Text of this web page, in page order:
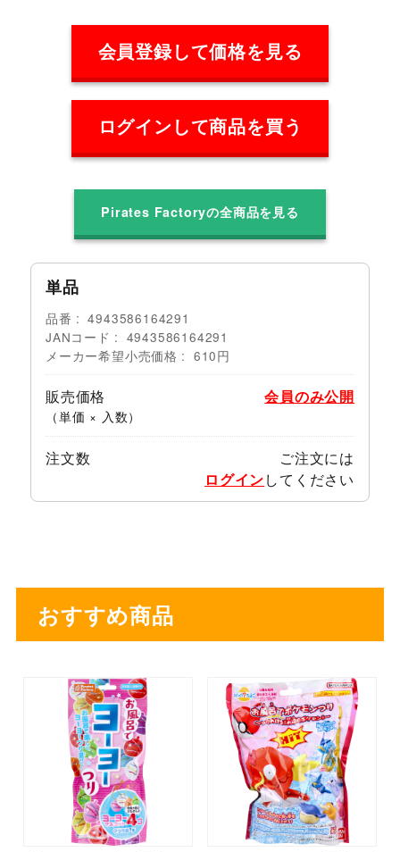
会員登録して価格を見る
ログインして商品を買う
Pirates Factoryの全商品を見る
単品
品番
4943586164291
JANコード
4943586164291
メーカー希望小売価格
610円
販売価格
（単価 × 入数）
会員のみ公開
注文数
ご注文には
ログインしてください
おすすめ商品